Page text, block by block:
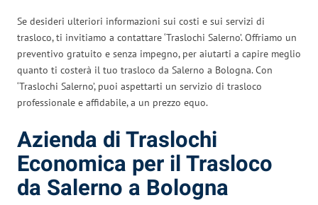
Se desideri ulteriori informazioni sui costi e sui servizi di
trasloco, ti invitiamo a contattare ‘Traslochi Salerno’. Offriamo un
preventivo gratuito e senza impegno, per aiutarti a capire meglio
quanto ti costerà il tuo trasloco da Salerno a Bologna. Con
‘Traslochi Salerno’, puoi aspettarti un servizio di trasloco
professionale e affidabile, a un prezzo equo.
Azienda di Traslochi
Economica per il Trasloco
da Salerno a Bologna